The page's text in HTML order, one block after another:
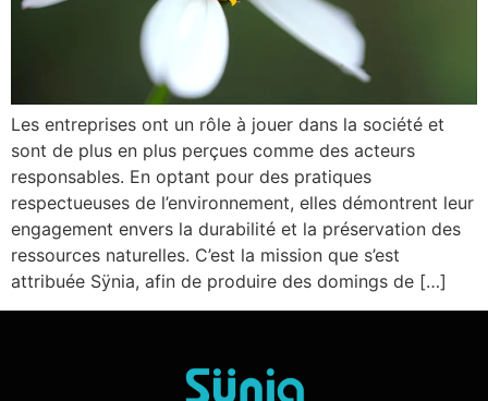
Les entreprises ont un rôle à jouer dans la société et
sont de plus en plus perçues comme des acteurs
responsables. En optant pour des pratiques
respectueuses de l’environnement, elles démontrent leur
engagement envers la durabilité et la préservation des
ressources naturelles. C’est la mission que s’est
attribuée Sÿnia, afin de produire des domings de […]